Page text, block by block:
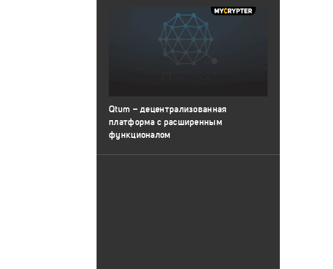
Qtum – децентрализованная
платформа с расширенным
функционалом